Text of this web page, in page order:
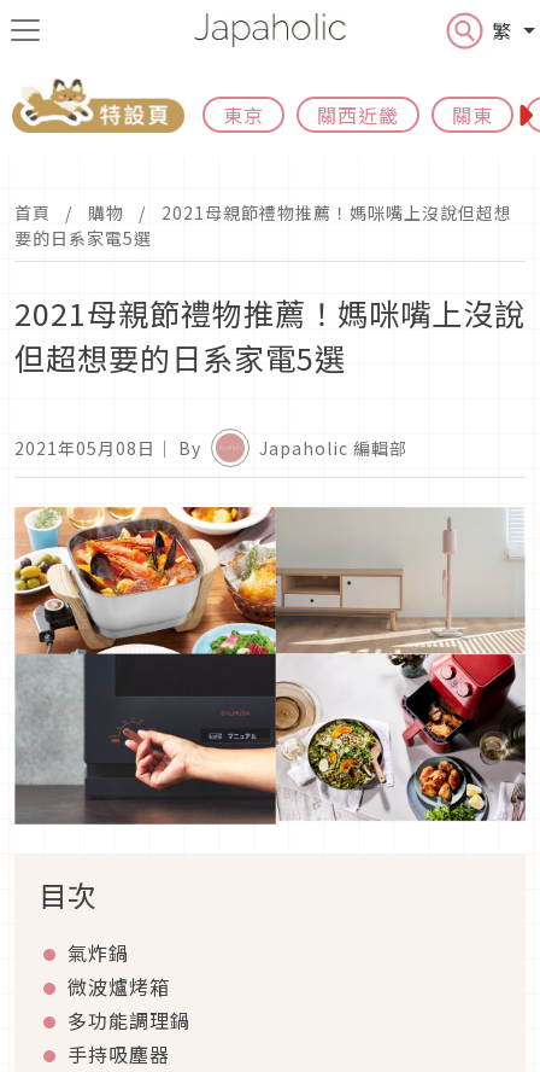
繁
東京 關西近畿 關東
首頁 購物
2021母親節禮物推薦！媽咪嘴上沒說但超想
要的日系家電5選
2021母親節禮物推薦！媽咪嘴上沒說
但超想要的日系家電5選
2021年05月08日 ｜ By Japaholic 編輯部
目次
氣炸鍋
微波爐烤箱
多功能調理鍋
手持吸塵器